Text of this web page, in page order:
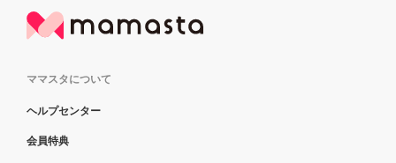
ママスタについて
ヘルプセンター
会員特典